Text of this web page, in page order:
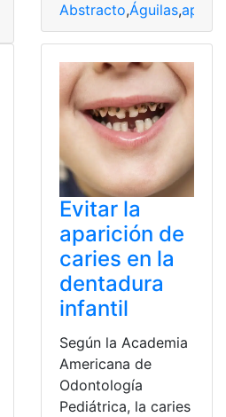
Mazda CX-50,Segmentos
Abstracto,Águilas,
Evitar la
aparición de
caries en la
dentadura
infantil
Según la Academia
Americana de
Odontología
Pediátrica, la caries